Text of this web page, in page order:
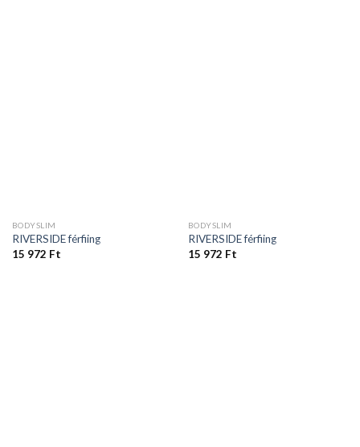
BODYSLIM
RIVERSIDE férfiing
15 972 Ft
BODYSLIM
RIVERSIDE férfiing
15 972 Ft